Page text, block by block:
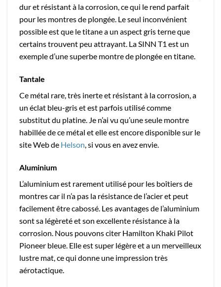
dur et résistant à la corrosion, ce qui le rend parfait
pour les montres de plongée. Le seul inconvénient
possible est que le titane a un aspect gris terne que
certains trouvent peu attrayant. La SINN T1 est un
exemple d’une superbe montre de plongée en titane.
Tantale
Ce métal rare, très inerte et résistant à la corrosion, a
un éclat bleu-gris et est parfois utilisé comme
substitut du platine. Je n’ai vu qu’une seule montre
habillée de ce métal et elle est encore disponible sur le
site Web de Helson, si vous en avez envie.
Aluminium
L’aluminium est rarement utilisé pour les boîtiers de
montres car il n’a pas la résistance de l’acier et peut
facilement être cabossé. Les avantages de l’aluminium
sont sa légèreté et son excellente résistance à la
corrosion. Nous pouvons citer Hamilton Khaki Pilot
Pioneer bleue. Elle est super légère et a un merveilleux
lustre mat, ce qui donne une impression très
aérotactique.